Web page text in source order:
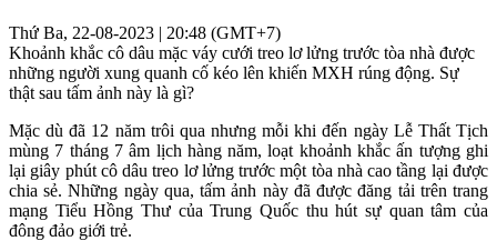
Thứ Ba, 22-08-2023 | 20:48 (GMT+7)
Khoảnh khắc cô dâu mặc váy cưới treo lơ lửng trước tòa nhà được
những người xung quanh cố kéo lên khiến MXH rúng động. Sự
thật sau tấm ảnh này là gì?
Mặc dù đã 12 năm trôi qua nhưng mỗi khi đến ngày Lễ Thất Tịch
mùng 7 tháng 7 âm lịch hàng năm, loạt khoảnh khắc ấn tượng ghi
lại giây phút cô dâu treo lơ lửng trước một tòa nhà cao tầng lại được
chia sẻ. Những ngày qua, tấm ảnh này đã được đăng tải trên trang
mạng Tiểu Hồng Thư của Trung Quốc thu hút sự quan tâm của
đông đảo giới trẻ.